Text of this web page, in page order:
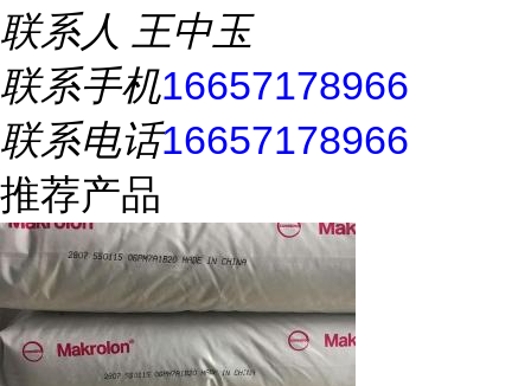
联系人 王中玉
联系手机16657178966
联系电话16657178966
推荐产品